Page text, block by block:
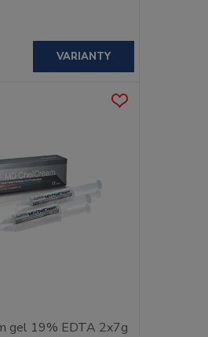
VARIANTY
gel 19% EDTA 2x7g